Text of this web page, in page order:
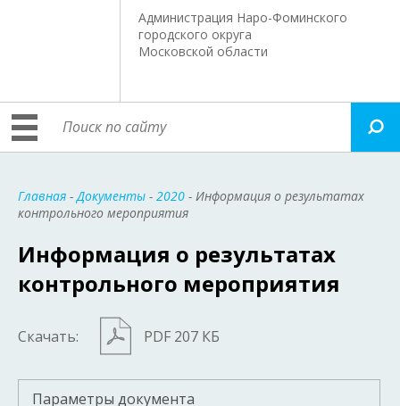
Администрация Наро-Фоминского
городского округа
Московской области
Главная -Документы - 2020 - Информация о результатах
контрольного мероприятия
Информация о результатах
контрольного мероприятия
Скачать: PDF 207 КБ
Параметры документа